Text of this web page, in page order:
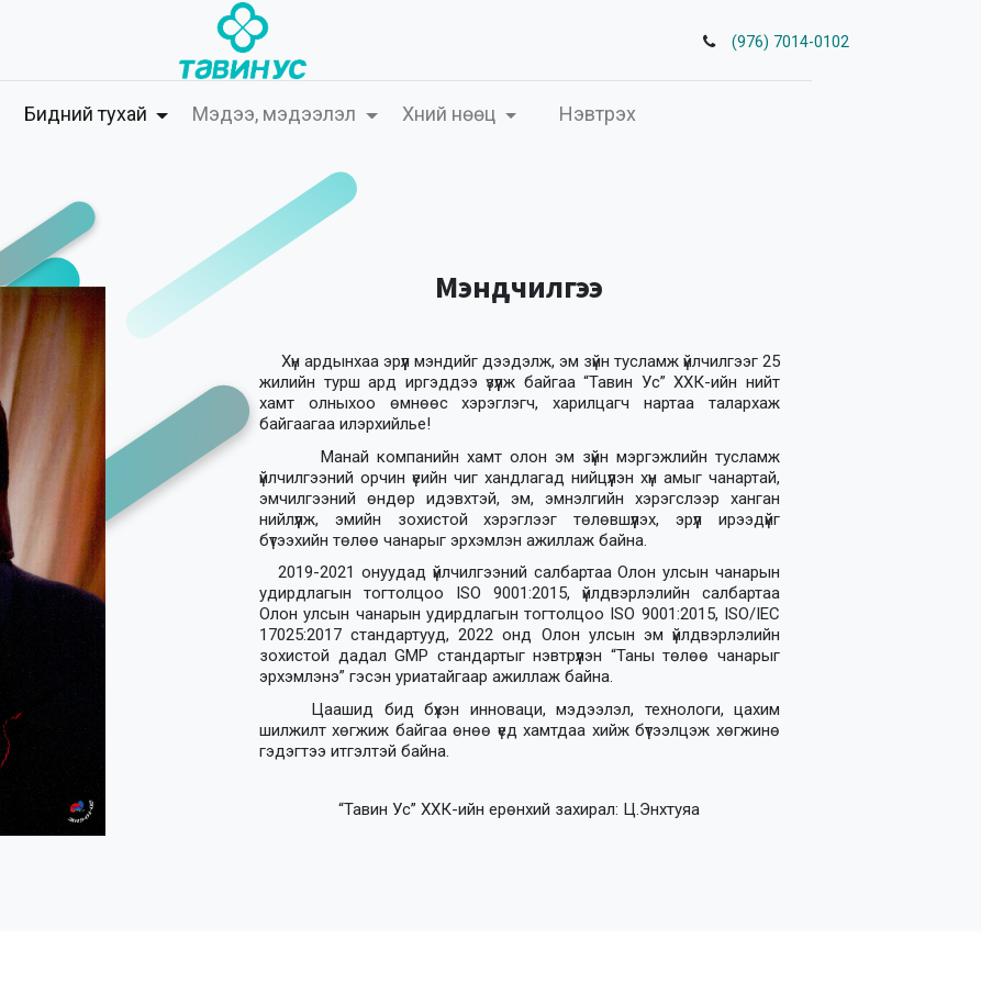
(976) 7014-0102
Бидний тухай Мэдээ, мэдээлэл Хүний нөөц Нэвтрэх
Мэндчилгээ
Хүн ардынхаа эрүүл мэндийг дээдэлж, эм зүйн тусламж үйлчилгээг 25
жилийн турш ард иргэддээ үзүүлж байгаа “Тавин Ус” ХХК-ийн нийт
хамт олныхоо өмнөөс хэрэглэгч, харилцагч нартаа талархаж
байгаагаа илэрхийлье!
Манай компанийн хамт олон эм зүйн мэргэжлийн тусламж
үйлчилгээний орчин үеийн чиг хандлагад нийцүүлэн хүн амыг чанартай,
эмчилгээний өндөр идэвхтэй, эм, эмнэлгийн хэрэгслээр ханган
нийлүүлж, эмийн зохистой хэрэглээг төлөвшүүлэх, эрүүл ирээдүйг
бүтээхийн төлөө чанарыг эрхэмлэн ажиллаж байна.
2019-2021 онуудад үйлчилгээний салбартаа Олон улсын чанарын
удирдлагын тогтолцоо ISO 9001:2015, үйлдвэрлэлийн салбартаа
Олон улсын чанарын удирдлагын тогтолцоо ISO 9001:2015, ISO/IEC
17025:2017 стандартууд, 2022 онд Олон улсын эм үйлдвэрлэлийн
зохистой дадал GMP стандартыг нэвтрүүлэн “Таны төлөө чанарыг
эрхэмлэнэ” гэсэн уриатайгаар ажиллаж байна.
Цаашид бид бүхэн инноваци, мэдээлэл, технологи, цахим
шилжилт хөгжиж байгаа өнөө үед хамтдаа хийж бүтээлцэж хөгжинө
гэдэгтээ итгэлтэй байна.
“Тавин Ус” ХХК-ийн ерөнхий захирал: Ц.Энхтуяа